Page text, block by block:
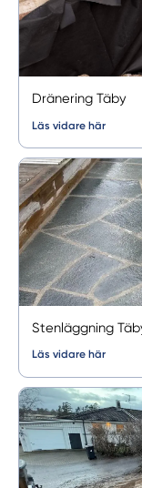
Dränering Täby
Läs vidare här
Stenläggning
Läs vidare här